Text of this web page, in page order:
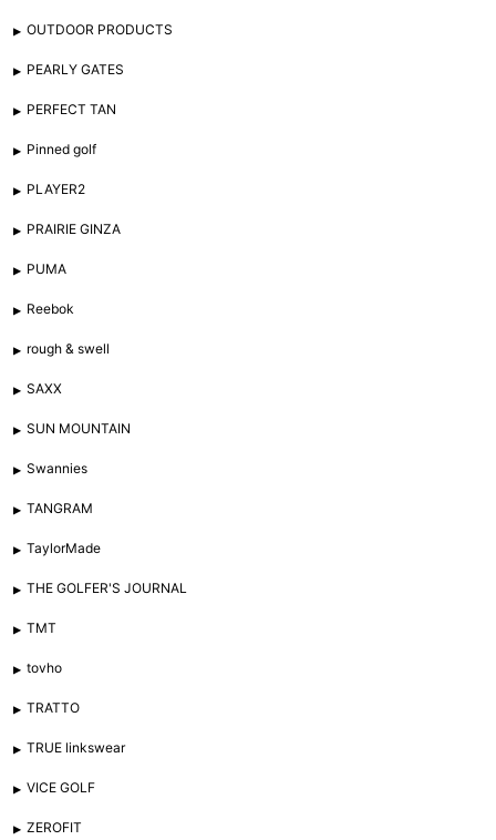
OUTDOOR PRODUCTS
PEARLY GATES
PERFECT TAN
Pinned golf
PLAYER2
PRAIRIE GINZA
PUMA
Reebok
rough & swell
SAXX
SUN MOUNTAIN
Swannies
TANGRAM
TaylorMade
THE GOLFER'S JOURNAL
TMT
tovho
TRATTO
TRUE linkswear
VICE GOLF
ZEROFIT